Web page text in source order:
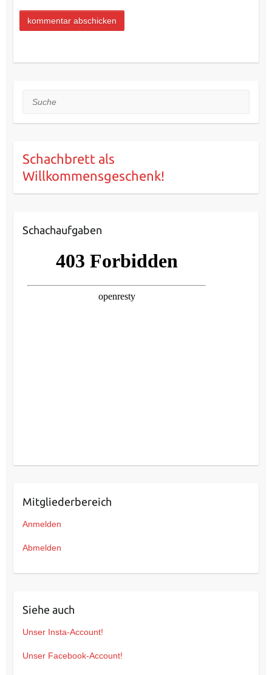
Suche
Schachbrett als
Willkommensgeschenk!
Schachaufgaben
Mitgliederbereich
Anmelden
Abmelden
Siehe auch
Unser Insta-Account!
Unser Facebook-Account!